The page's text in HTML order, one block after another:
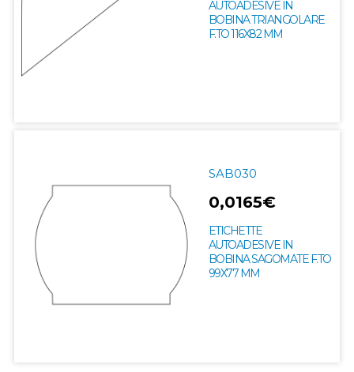
AUTOADESIVE IN
BOBINA TRIANGOLARE
F.TO 116X82 MM
SAB030
0,0165€
ETICHETTE
AUTOADESIVE IN
BOBINA SAGOMATE F.TO
99X77 MM